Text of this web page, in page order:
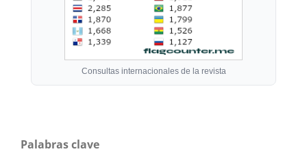
Consultas internacionales de la revista
Palabras clave